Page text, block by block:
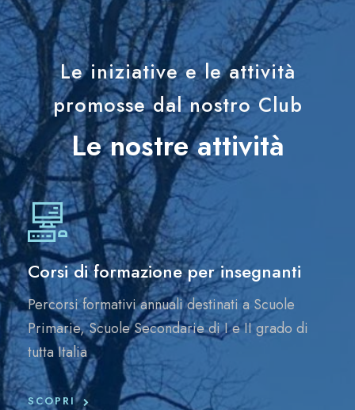
Le iniziative e le attività
promosse dal nostro Club
Le nostre attività
Corsi di formazione per insegnanti
Percorsi formativi annuali destinati a Scuole
Primarie, Scuole Secondarie di I e II grado di
tutta Italia
SCOPRI